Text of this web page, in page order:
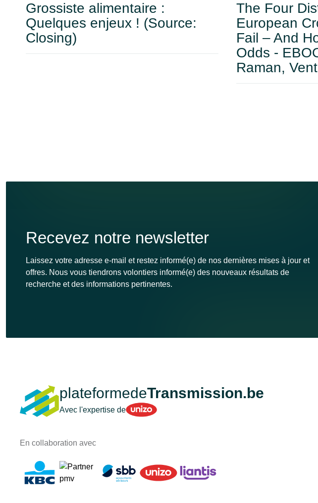
Grossiste alimentaire :
Quelques enjeux ! (Source:
Closing)
The Four
European
Fail – And
Odds -
Raman,
Recevez notre newsletter
Laissez votre adresse e-mail et restez informé(e) de nos dernières mises à jour et
offres. Nous vous tiendrons volontiers informé(e) des nouveaux résultats de
recherche et des informations pertinentes.
plateformedeTransmission.be
Avec l'expertise deUnizo
En collaboration avec